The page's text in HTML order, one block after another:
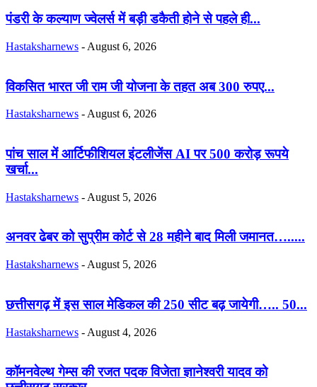
पंडरी के कल्याण ज्वेलर्स में बड़ी डकैती होने से पहले ही...
Hastaksharnews - August 6, 2026
विकसित भारत जी राम जी योजना के तहत अब 300 रुपए...
Hastaksharnews - August 6, 2026
पांच साल में आर्टिफीशियल इंटलीजेंस AI पर 500 करोड़ रूपये
खर्चा...
Hastaksharnews - August 5, 2026
अनवर ढेबर को सुप्रीम कोर्ट से 28 महीने बाद मिली जमानत….....
Hastaksharnews - August 5, 2026
छत्तीसगढ़ में इस साल मेडिकल की 250 सीट बढ़ जायेगी….. 50...
Hastaksharnews - August 4, 2026
कॉमनवेल्थ गेम्स की रजत पदक विजेता ज्ञानेश्वरी यादव को